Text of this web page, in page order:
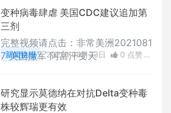
变种病毒肆虐 美国CDC建议追加第
三剂
完整视频请点击：非常美洲2021081
7 美国撤军 阿富汗变天
新闻快报 2021年08月23日
0 点赞
研究显示莫德纳在对抗Delta变种毒
株较辉瑞更有效
g